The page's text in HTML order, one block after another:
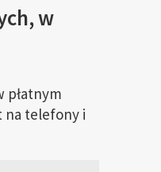
w
płatnym
na telefony i